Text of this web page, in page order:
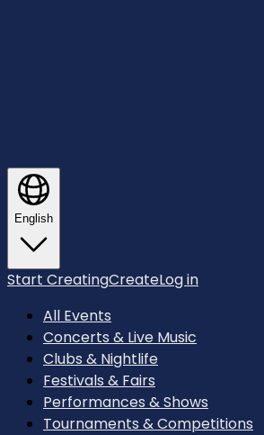
English
Start CreatingCreateLog in
All Events
Concerts & Live Music
Clubs & Nightlife
Festivals & Fairs
Performances & Shows
Tournaments & Competitions